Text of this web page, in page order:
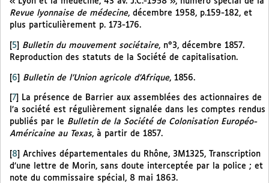
Revue lyonnaise de médecine, décembre 1958, p.159-182, et
plus particulièrement p. 173-176.
5 Bulletin du mouvement sociétaire, n°3, décembre 1857.
Reproduction des statuts de la Société de capitalisation.
[6] Bulletin de l’Union agricole d’Afrique, 1856.
7
La présence de Barrier aux assemblées des actionnaires de
l’a société est régulièrement signalée dans les comptes rendus
publiés par le Bulletin de la Société de Colonisation Européo-
Américaine au Texas, à partir de 1857.
[8] Archives départementales du Rhône, 3M1325, Transcription
d’une lettre de Morin, sans doute interceptée par la police ; et
note du commissaire spécial, 8 mai 1863.